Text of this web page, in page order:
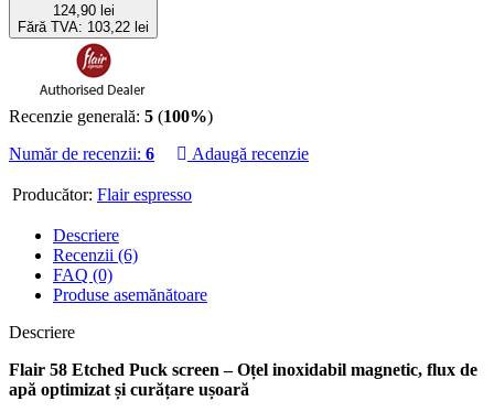
124,90 lei
Fără TVA: 103,22 lei
Recenzie generală: 5 (100%)
Număr de recenzii: 6 Adaugă recenzie
Producător: Flair espresso
Descriere
Recenzii (6)
FAQ (0)
Produse asemănătoare
Descriere
Flair 58 Etched Puck screen – Oțel inoxidabil magnetic, flux de
apă optimizat și curățare ușoară